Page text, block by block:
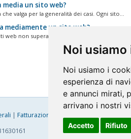
Noi
Noi usiamo i
esperienza di
e annunci mirati,
arrivano i nostri
Accetto Rifiuto
media un sito web?
valga per la generalità dei casi. Ogni sito...
mediamente un sito web?
web non supera 2 GB di traffico mensile. I
| Fatturazione Elettronica